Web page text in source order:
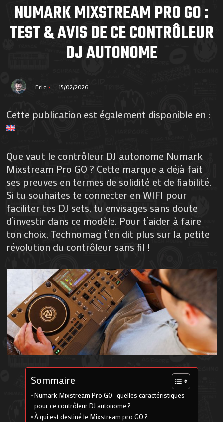
NUMARK MIXSTREAM PRO GO :
TEST & AVIS DE CE CONTRÔLEUR
DJ AUTONOME
Eric 15/02/2026
Cette publication est également disponible en :
Que vaut le contrôleur DJ autonome Numark
Mixstream Pro GO ? Cette marque a déjà fait
ses preuves en termes de solidité et de fiabilité.
Si tu souhaites te connecter en WIFI pour
faciliter tes DJ sets, tu envisages sans doute
d’investir dans ce modèle. Pour t’aider à faire
ton choix, Technomag t’en dit plus sur la petite
révolution du contrôleur sans fil !
Sommaire
Numark Mixstream Pro GO : quelles caractéristiques
pour ce contrôleur DJ autonome ?
À qui est destiné le Mixstream pro GO ?